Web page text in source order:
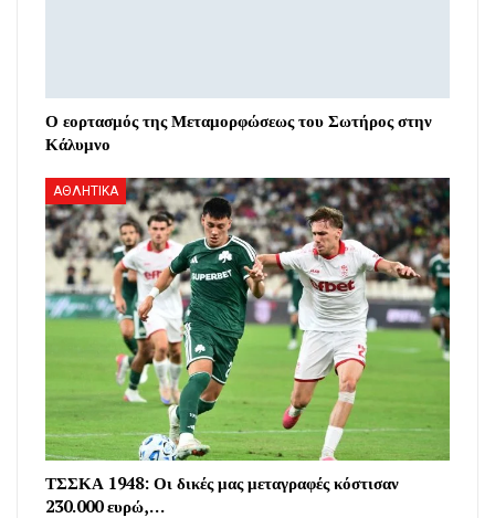
Ο εορτασμός της Μεταμορφώσεως του Σωτήρος στην
Κάλυμνο
ΑΘΛΗΤΙΚΑ
ΤΣΣΚΑ 1948: Οι δικές μας μεταγραφές κόστισαν
230.000 ευρώ,…